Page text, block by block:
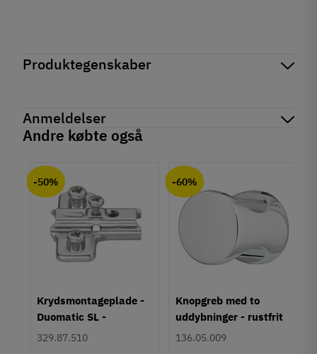
Produktegenskaber
TilstandNy
Anmeldelser
Der er ingen kundeanmeldelser endnu.
Andre købte også
-50%
Krydsmontageplade -
Duomatic SL -
Euroskruer
329.87.510
-60%
Knopgreb med to
uddybninger - rustfrit
stål
136.05.009